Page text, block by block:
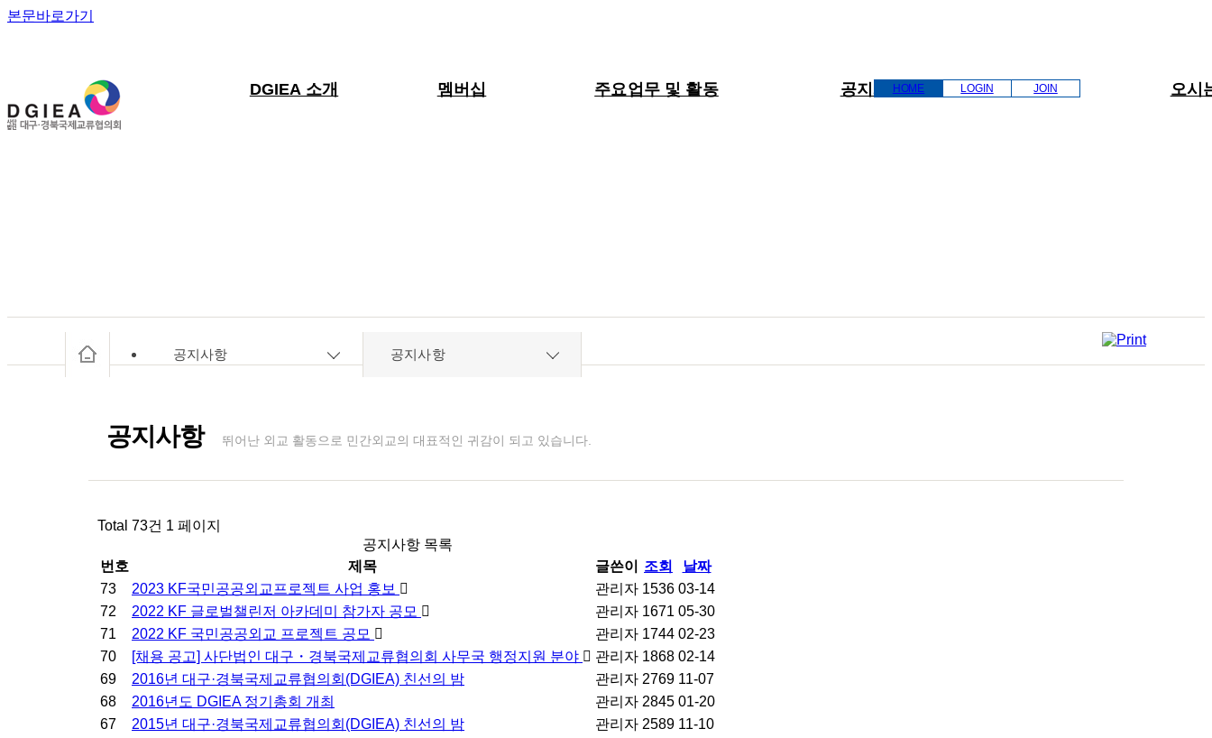
본문바로가기
DGIEA 소개 멤버십 주요업무 및 활동 공지사항 정보교류 오시
HOME LOGIN JOIN
공지사항 공지사항
공지사항 뛰어난 외교 활동으로 민간외교의 대표적인 귀감이 되고 있습니다.
Total 73건 1 페이지
공지사항 목록
번호
제목 글쓴이 조회
날짜
73
2023 KF국민공공외교프로젝트 사업 홍보 관리자 1536 03-14
72
2022 KF 글로벌챌린저 아카데미 참가자 공모 관리자 1671 05-30
71
2022 KF 국민공공외교 프로젝트 공모 관리자 1744 02-23
70
[채용 공고] 사단법인 대구・경북국제교류협의회 사무국 행정지원 분야 관리자 1868 02-14
69
2016년 대구·경북국제교류협의회(DGIEA) 친선의 밤 관리자 2769 11-07
68
2016년도 DGIEA 정기총회 개최 관리자 2845 01-20
67
2015년 대구·경북국제교류협의회(DGIEA) 친선의 밤 관리자 2589 11-10